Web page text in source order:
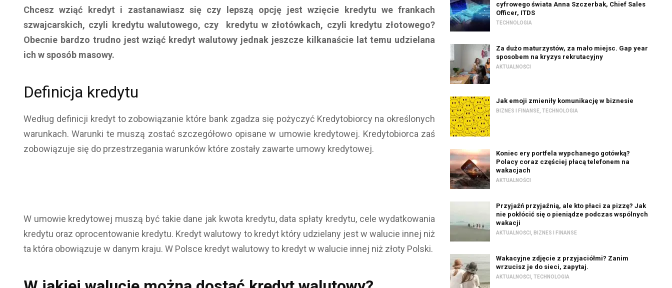
Chcesz wziąć kredyt i zastanawiasz się czy lepszą opcję jest wzięcie kredytu we frankach
szwajcarskich, czyli kredytu walutowego, czy kredytu w złotówkach, czyli kredytu złotowego?
Obecnie bardzo trudno jest wziąć kredyt walutowy jednak jeszcze kilkanaście lat temu udzielana
ich w sposób masowy.
Definicja kredytu
Według definicji kredyt to zobowiązanie które bank zgadza się pożyczyć Kredytobiorcy na określonych
warunkach. Warunki te muszą zostać szczegółowo opisane w umowie kredytowej. Kredytobiorca zaś
zobowiązuje się do przestrzegania warunków które zostały zawarte umowy kredytowej.
W umowie kredytowej muszą być takie dane jak kwota kredytu, data spłaty kredytu, cele wydatkowania
kredytu oraz oprocentowanie kredytu. Kredyt walutowy to kredyt który udzielany jest w walucie innej niż
ta która obowiązuje w danym kraju. W Polsce kredyt walutowy to kredyt w walucie innej niż złoty Polski.
cyfrowego świata Anna Szczerbak, Chief Sales
Officer, ITDS
TECHNOLOGIA
Za dużo maturzystów, za mało miejsc. Gap year
sposobem na kryzys rekrutacyjny
AKTUALNOŚCI
Jak emoji zmieniły komunikację w biznesie
BIZNES I FINANSE ,TECHNOLOGIA
Koniec ery portfela wypchanego gotówką?
Polacy coraz częściej płacą telefonem na
wakacjach
AKTUALNOŚCI
Przyjaźń przyjaźnią, ale kto płaci za pizzę? Jak
nie pokłócić się o pieniądze podczas wspólnych
wakacji
AKTUALNOŚCI BIZNES I FINANSE
Wakacyjne zdjęcie z przyjaciółmi? Zanim
wrzucisz je do sieci, zapytaj.
AKTUALNOŚCI ,TECHNOLOGIA